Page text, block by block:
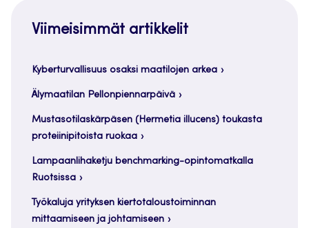
Viimeisimmät artikkelit
Kyberturvallisuus osaksi maatilojen arkea
Älymaatilan Pellonpiennarpäivä
Mustasotilaskärpäsen (Hermetia illucens) toukasta
proteiinipitoista ruokaa
Lampaanlihaketju benchmarking-opintomatkalla
Ruotsissa
Työkaluja yrityksen kiertotaloustoiminnan
mittaamiseen ja johtamiseen